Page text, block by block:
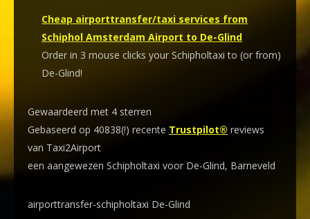
Cheap airporttransfer/taxi services from
Schiphol Amsterdam Airport to De-Glind
Order in 3 mouse clicks your Schipholtaxi to (or from)
De-Glind!
Gewaardeerd met 4 sterren
Gebaseerd op 40838(!) recente Trustpilot® reviews
van Taxi2Airport
een aangewezen Schipholtaxi voor De-Glind, Barneveld
airporttransfer-schipholtaxi De-Glind